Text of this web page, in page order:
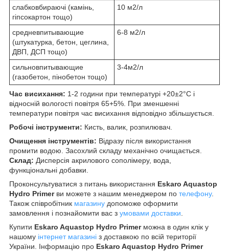
слабковбираючі (камінь,
гіпсокартон тощо)
10 м2/л
средневпитывающие
(штукатурка, бетон, цеглина,
ДВП, ДСП тощо)
6-8 м2/л
сильновпитывающие
(газобетон, пінобетон тощо)
3-4м2/л
Час висихання: 1-2 години при температурі +20±2°С і
відносній вологості повітря 65+5%. При зменшенні
температури повітря час висихання відповідно збільшується.
Робочі інструменти: Кисть, валик, розпилювач.
Очищення інструментів: Відразу після використання
промити водою. Засохлий складу механічно очищається.
Склад: Дисперсія акрилового сополімеру, вода,
функціональні добавки.
Проконсультуватися з питань використання Eskaro Aquastop
Hydro Primerви можете з нашим менеджером по телефону.
Також співробітник магазину допоможе оформити
замовлення і познайомити вас з умовами доставки.
Купити Eskaro Aquastop Hydro Primer можна в один клік у
нашому інтернет магазині з доставкою по всій території
України. Інформацію про Eskaro Aquastop Hydro Primer